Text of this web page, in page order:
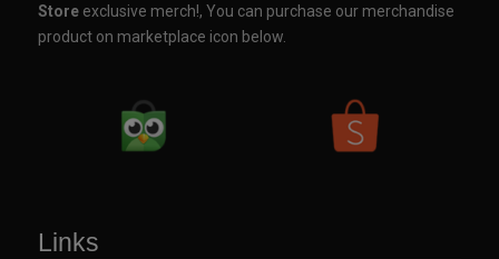
Store exclusive merch!, You can purchase our merchandise
product on marketplace icon below.
Links